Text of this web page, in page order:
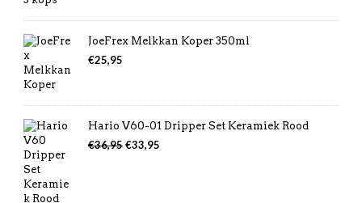
JoeFrex Melkkan Koper 350ml
€25,95
Hario V60-01 Dripper Set Keramiek Rood
€36,95 Oorspronkelijke
€33,95Huidige